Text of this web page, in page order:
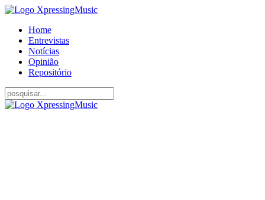
Home
Entrevistas
Notícias
Opinião
Repositório